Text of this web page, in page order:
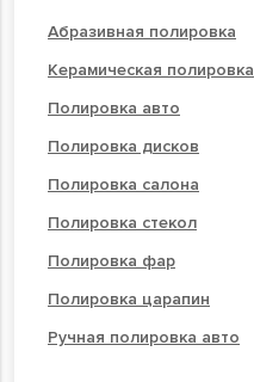
Абразивная полировка
Керамическая полировка
Полировка авто
Полировка дисков
Полировка салона
Полировка стекол
Полировка фар
Полировка царапин
Ручная полировка авто